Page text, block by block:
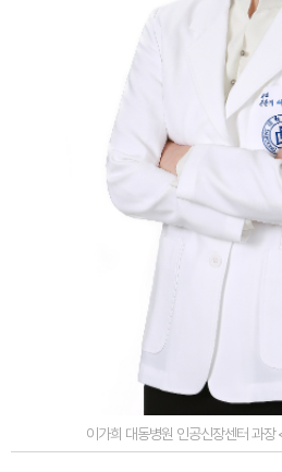
이가희 대동병원 인공신장센터 과